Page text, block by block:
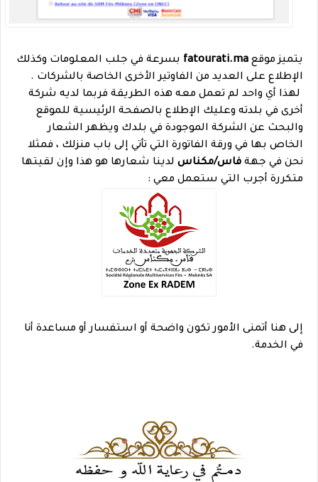
يتميز موقع fatourati.ma بسرعة في جلب المعلومات وكذلك
الإطلاع على العديد من الفاوتير الأخرى الخاصة بالشركات .
لهذا أي واحد لم تعمل معه هذه الطريقة فربما لديه شركة
أخرى في بلدته وعليك الإطلاع بالصفحة الرئيسية للموقع
والبحث عن الشركة الموجودة في بلدك ويظهر الشعار
الخاص بها في ورقة الفاتورة التي تأتي إلى باب منزلك ، فمثلا
نحن في جهة فاس/مكناس لدينا شعارها هو هذا وإن لقيتها
متكررة أجرب التي ستعمل معي :
إلى هنا أتمنى الأمور تكون واضحة أو استفسار أو مساعدة أنا
في الخدمة.